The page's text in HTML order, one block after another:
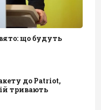
що будуть
до Patriot,
тривають